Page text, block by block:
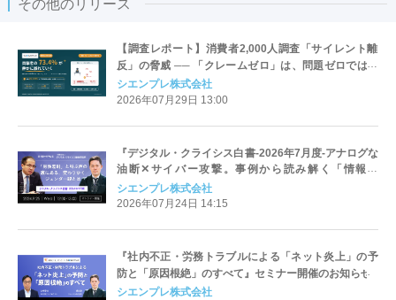
その他のリリース
【調査レポート】消費者2,000人調査「サイレント離
反」の脅威 ── 「クレームゼロ」は、問題ゼロではな
い
シエンプレ株式会社
2026年07月29日 13:00
『デジタル・クライシス白書-2026年7月度-アナログな
油断✕サイバー攻撃。事例から読み解く「情報漏
洩」』
シエンプレ株式会社
2026年07月24日 14:15
『社内不正・労務トラブルによる「ネット炎上」の予
防と「原因根絶」のすべて』セミナー開催のお知らせ
シエンプレ株式会社